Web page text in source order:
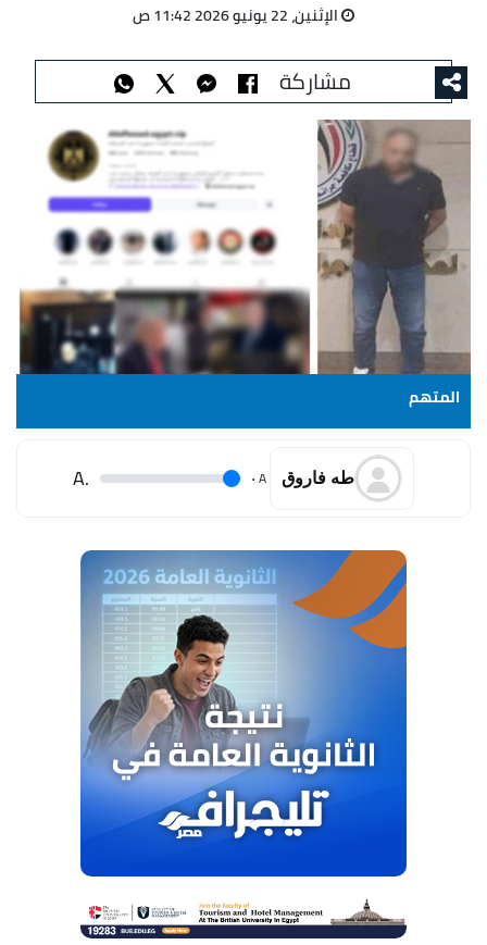
الإثنين، 22 يونيو 2026 11:42 ص
مشاركة
المتهم
طه فاروق A
.
.A